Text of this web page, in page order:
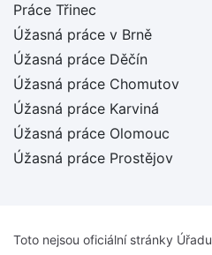
Práce Třinec
Úžasná práce v Brně
Úžasná práce Děčín
Úžasná práce Chomutov
Úžasná práce Karviná
Úžasná práce Olomouc
Úžasná práce Prostějov
Toto nejsou oficiální stránky